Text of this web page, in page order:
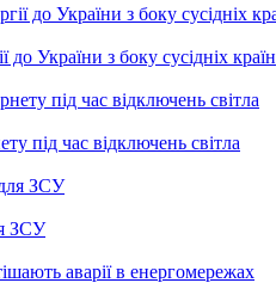
України з боку сусідніх країн
під час відключень світла
ЗСУ